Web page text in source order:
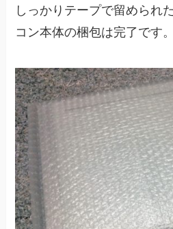
しっかりテープで留められ
コン本体の梱包は完了です。